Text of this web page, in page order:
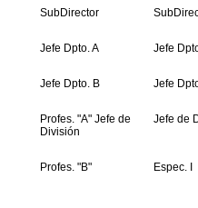
SubDirector
Jefe Dpto. A Jefe
Jefe Dpto. B Jefe
Profes. "A" Jefe de
División
Jefe de
Profes. "B" Espec. I